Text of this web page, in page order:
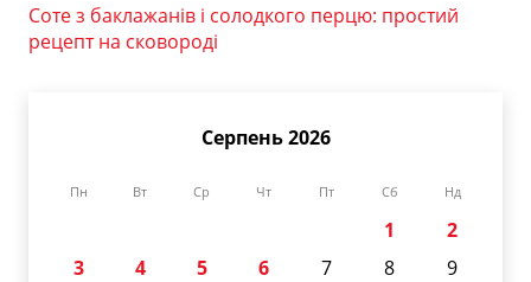
Соте з баклажанів і солодкого перцю: простий
рецепт на сковороді
Серпень 2026
Пн Вт Ср Чт Пт Сб Нд
1
2
3
4 5 6 7 8
9